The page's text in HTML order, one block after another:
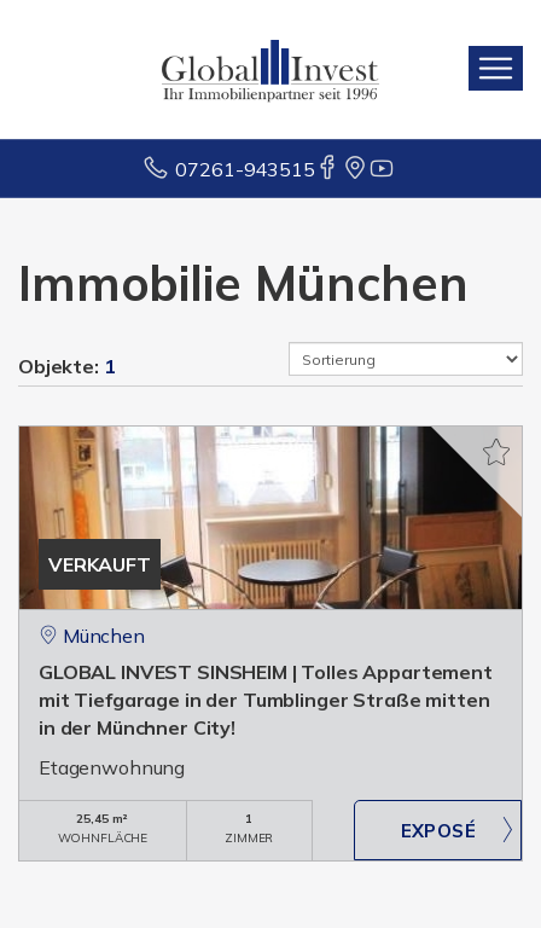
07261-943515
Immobilie München
Objekte: 1
VERKAUFT
München
GLOBAL INVEST SINSHEIM | Tolles Appartement
mit Tiefgarage in der Tumblinger Straße mitten
in der Münchner City!
Etagenwohnung
25,45 m²
WOHNFLÄCHE
1
ZIMMER